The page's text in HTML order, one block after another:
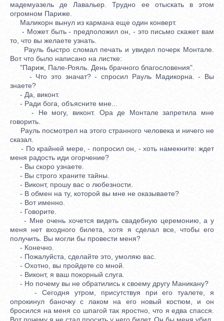
мадемуазель де Лавальер. Трудно ее отыскать в этом
огромном Париже.
Маликорн вынул из кармана еще один конверт.
- Может быть - предположил он, - это письмо скажет вам
то, что вы желаете узнать.
Рауль быстро сломал печать и увидел почерк Монтале.
Вот что было написано на листке:
"Париж, Пале-Рояль. День брачного благословения".
- Что это значат? - спросил Рауль Мадикорна. - Вы
знаете?
- Да, виконт.
- Ради бога, объясните мне...
- Не могу, виконт. Ора де Монтале запретила мне
говорить.
Рауль посмотрел на этого странного человека и ничего не
сказал.
- По крайней мере, - попросил он, - хоть намекните: ждет
меня радость иди огорчение?
- Вы скоро узнаете.
- Вы строго храните тайны.
- Виконт, прошу вас о любезности.
- В обмен на ту, которой вы мне не оказываете?
- Вот именно.
- Говорите.
- Мне очень хочется видеть свадебную церемонию, а у
меня нет входного билета, хотя я сделал все, чтобы его
получить. Вы могли бы провести меня?
- Конечно.
- Пожалуйста, сделайте это, умоляю вас.
- Охотно, вы пройдете со мной.
- Виконт, я ваш покорный слуга.
- Но почему вы не обратились к своему другу Маникану?
- Сегодня утром, присутствуя при его туалете, я
опрокинул баночку с лаком на его новый костюм, и он
бросился на меня со шпагой так яростно, что я едва спасся.
Вот почему я не стал просить у него билет. Он бы меня убил.